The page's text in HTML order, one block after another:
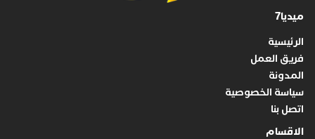
ميديا7
الرئيسية
فريق العمل
المدونة
سياسة الخصوصية
اتصل بنا
الاقسام